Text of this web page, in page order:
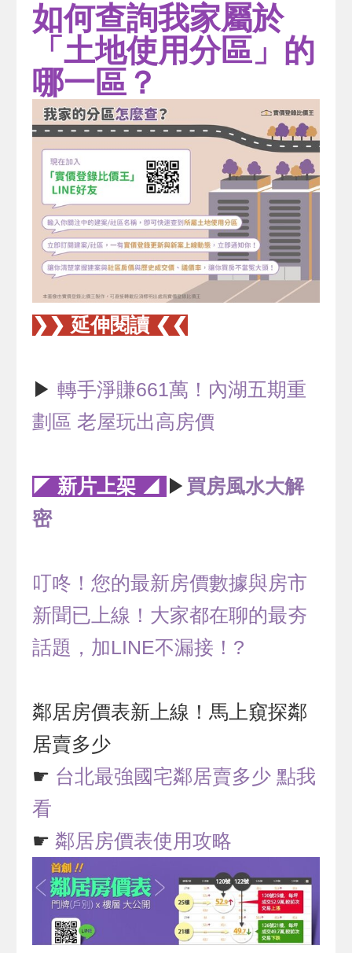
如何查詢我家屬於
「土地使用分區」的
哪一區？
❯❯ 延伸閱讀 ❮❮
▶轉手淨賺661萬！內湖五期重
劃區 老屋玩出高房價
◤ 新片上架 ◢ ▶ 買房風水大解
密
叮咚！您的最新房價數據與房市
新聞已上線！大家都在聊的最夯
話題，加LINE不漏接！?
鄰居房價表新上線！馬上窺探鄰
居賣多少
☛ 台北最強國宅鄰居賣多少 點我
看
☛鄰居房價表使用攻略